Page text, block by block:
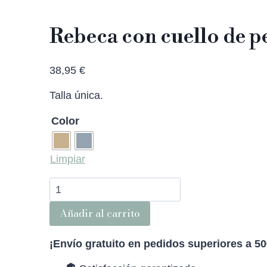
Rebeca con cuello de
38,95 €
Talla única.
Color
Limpiar
Rebeca
con
cuello
de
pelo
Añadir al carrito
¡Envío gratuito en pedidos superiores a